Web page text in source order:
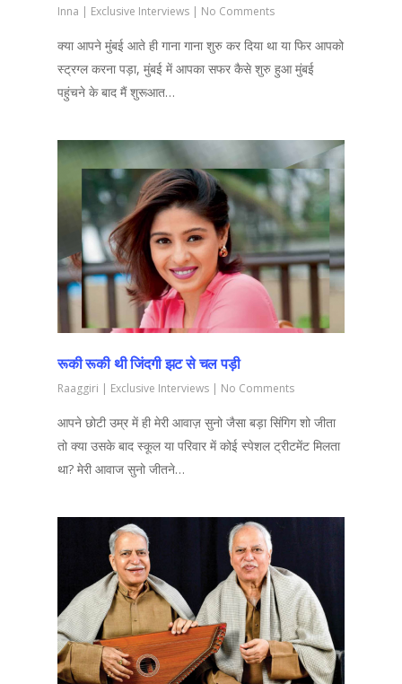
Inna | Exclusive Interviews | No Comments
क्या आपने मुंंबई आते ही गाना गाना शुरु कर दिया था या फिर आपको
स्ट्रग्ल करना पड़ा, मुंबई में आपका सफर कैसे शुरु हुआ मुंबई
पहुंचने के बाद मैं शुरूआत…
रूकी रूकी थी जिंदगी झट से चल पड़ी
Raaggiri | Exclusive Interviews | No Comments
आपने छोटी उम्र में ही मेरी आवाज़ सुनो जैसा बड़ा सिंगिग शो जीता
तो क्या उसके बाद स्कूल या परिवार में कोई स्पेशल ट्रीटमेंट मिलता
था? मेरी आवाज सुनो जीतने…